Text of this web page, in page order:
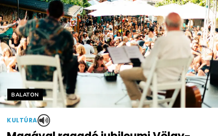
Helyszín címkék:
BALATON
KULTÚRA